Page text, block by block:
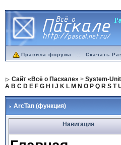
Правила форума :: Скачать
Сайт «Всё о Паскале» > System-Unit
A B C D E F G H J K L M N O P Q R S T
ArcTan (функция)
Навигация